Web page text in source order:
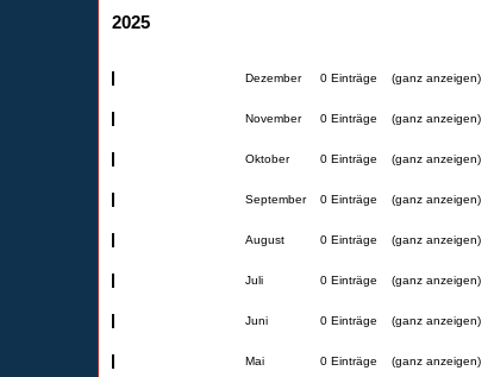
2025
Dezember 0 Einträge (ganz anzeigen)
November 0 Einträge (ganz anzeigen)
Oktober 0 Einträge (ganz anzeigen)
September 0 Einträge (ganz anzeigen)
August 0 Einträge (ganz anzeigen)
Juli 0 Einträge (ganz anzeigen)
Juni 0 Einträge (ganz anzeigen)
Mai 0 Einträge (ganz anzeigen)